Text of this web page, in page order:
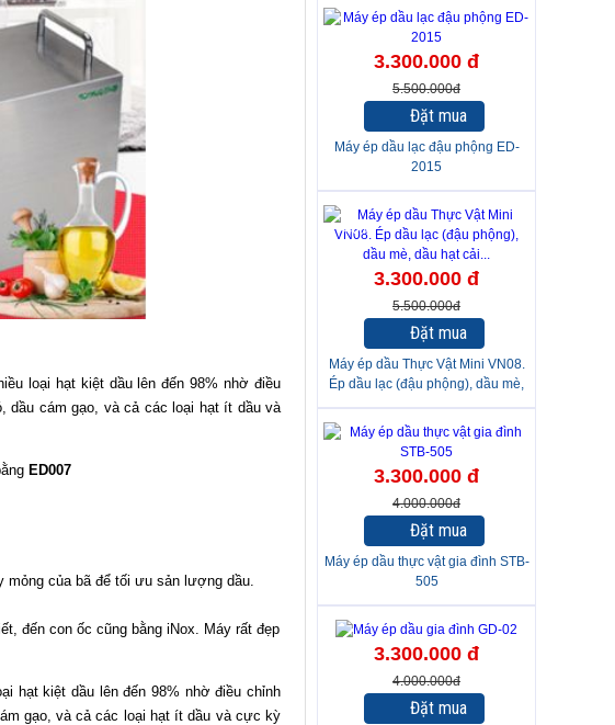
loại hạt kiệt dầu lên đến 98% nhờ điều
dầu cám gạo, và cả các loại hạt ít dầu và
ED007
của bã để tối ưu sản lượng dầu.
đến con ốc cũng bằng iNox. Máy rất đẹp
hạt kiệt dầu lên đến 98% nhờ điều chỉnh
gạo, và cả các loại hạt ít dầu và cực kỳ
3.300.000 đ
5.500.000đ
Đặt mua
Máy ép dầu lạc đậu phộng ED-
2015
-40%
3.300.000 đ
5.500.000đ
Đặt mua
Máy ép dầu Thực Vật Mini VN08.
Ép dầu lạc (đậu phộng), dầu mè,
dầu hạt cải...
3.300.000 đ
4.000.000đ
Đặt mua
Máy ép dầu thực vật gia đình STB-
505
3.300.000 đ
4.000.000đ
Đặt mua